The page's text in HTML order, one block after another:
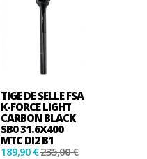
TIGE DE SELLE FSA
K-FORCE LIGHT
CARBON BLACK
SB0 31.6X400
MTC DI2 B1
189,90 €235,00 €